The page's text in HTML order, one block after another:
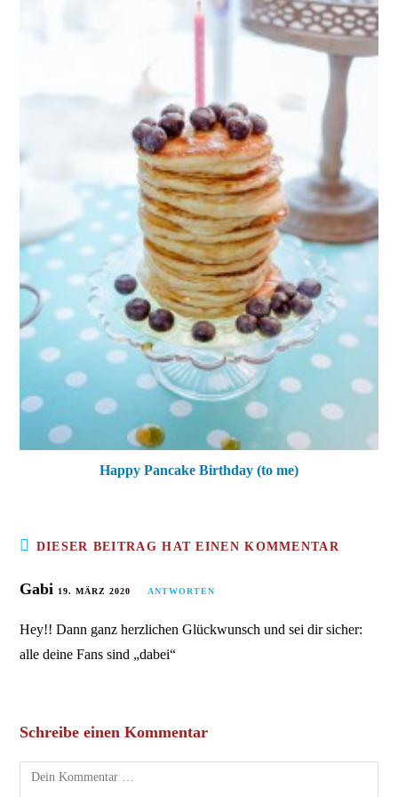
Happy Pancake Birthday (to me)
DIESER BEITRAG HAT EINEN KOMMENTAR
Gabi 19. MÄRZ 2020 ANTWORTEN
Hey!! Dann ganz herzlichen Glückwunsch und sei dir sicher:
alle deine Fans sind „dabei“
Schreibe einen Kommentar
Kommentar